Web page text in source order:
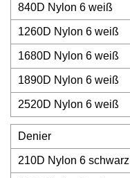
840D Nylon 6 weiß
1260D Nylon 6 weiß
1680D Nylon 6 weiß
1890D Nylon 6 weiß
2520D Nylon 6 weiß
Denier
210D Nylon 6 schwarz